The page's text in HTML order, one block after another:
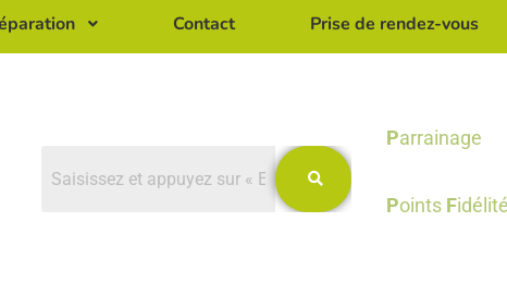
Contact Prise de rendez-vous
Parrainage
Points Fidélité